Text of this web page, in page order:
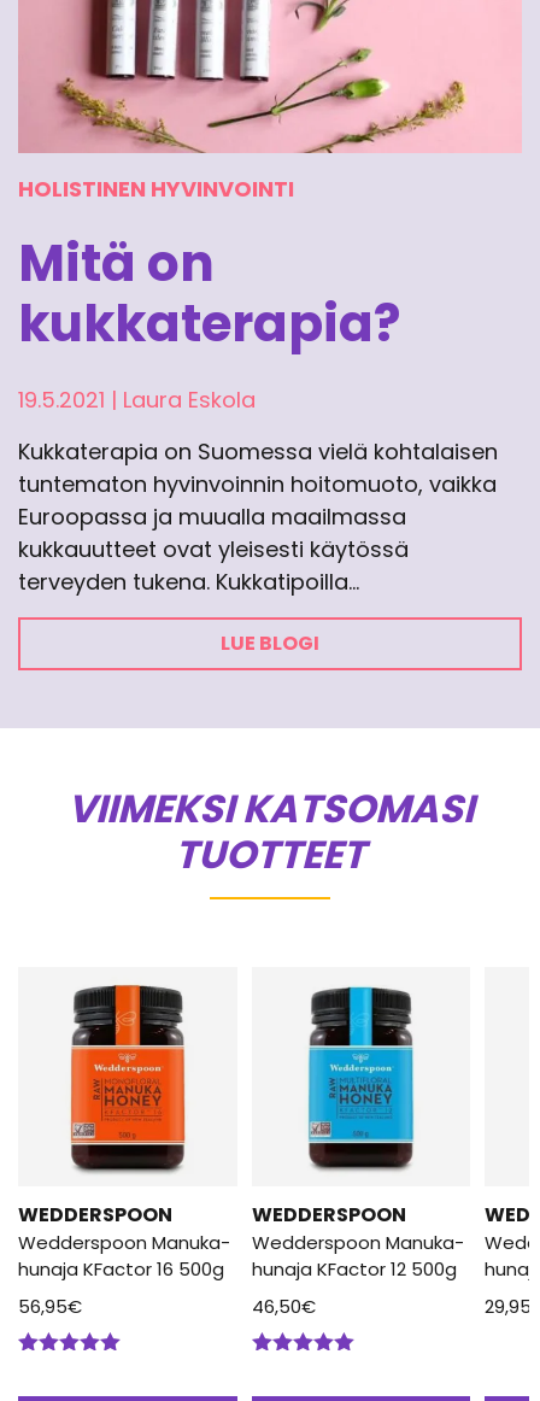
HOLISTINEN HYVINVOINTI
Mitä on
kukkaterapia?
19.5.2021 | Laura Eskola
Kukkaterapia on Suomessa vielä kohtalaisen
tuntematon hyvinvoinnin hoitomuoto, vaikka
Euroopassa ja muualla maailmassa
kukkauutteet ovat yleisesti käytössä
terveyden tukena. Kukkatipoilla…
LUE BLOGI
VIIMEKSI KATSOMASI
TUOTTEET
WEDDERSPOON
Wedderspoon Manuka-
hunaja KFactor 16 500g
56,95€
WEDDERSPOON
Wedderspoon Manuka-
hunaja KFactor 12 500g
46,50€
29,95